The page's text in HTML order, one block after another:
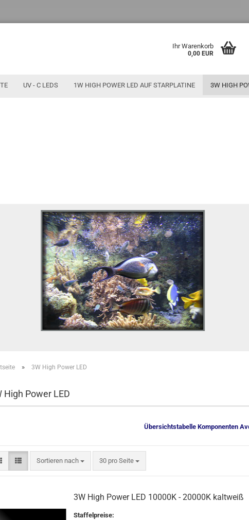
Ihr Warenkorb
0,00 EUR
UV - C LEDS 1W HIGH POWER LED AUF STARPLATINE 3W HIGH
» 3W High Power LED
High Power LED
Übersichtstabelle Komponenten
Sortieren nach
Sortieren nach 30 pro Seite
pro Seite
3W High Power LED 10000K - 20000K kaltweiß
Staffelpreise: